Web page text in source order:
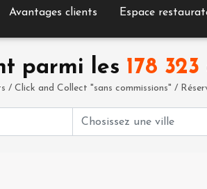
Avantages clients Espace
parmi les 178 323
/ Click and Collect "sans commissions" /